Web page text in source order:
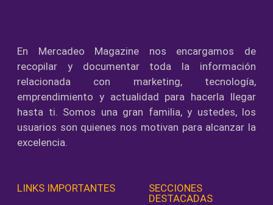
En Mercadeo Magazine nos encargamos de
recopilar y documentar toda la información
relacionada con marketing, tecnología,
emprendimiento y actualidad para hacerla llegar
hasta ti. Somos una gran familia, y ustedes, los
usuarios son quienes nos motivan para alcanzar la
excelencia.
LINKS IMPORTANTES
SECCIONES
DESTACADAS